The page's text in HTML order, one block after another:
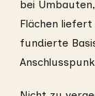
bei
Flächen liefert
fundierte